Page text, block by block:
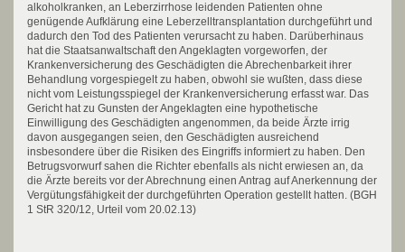
alkoholkranken, an Leberzirrhose leidenden Patienten ohne
genügende Aufklärung eine Leberzelltransplantation durchgeführt und
dadurch den Tod des Patienten verursacht zu haben. Darüberhinaus
hat die Staatsanwaltschaft den Angeklagten vorgeworfen, der
Krankenversicherung des Geschädigten die Abrechenbarkeit ihrer
Behandlung vorgespiegelt zu haben, obwohl sie wußten, dass diese
nicht vom Leistungsspiegel der Krankenversicherung erfasst war. Das
Gericht hat zu Gunsten der Angeklagten eine hypothetische
Einwilligung des Geschädigten angenommen, da beide Ärzte irrig
davon ausgegangen seien, den Geschädigten ausreichend
insbesondere über die Risiken des Eingriffs informiert zu haben. Den
Betrugsvorwurf sahen die Richter ebenfalls als nicht erwiesen an, da
die Ärzte bereits vor der Abrechnung einen Antrag auf Anerkennung der
Vergütungsfähigkeit der durchgeführten Operation gestellt hatten. (BGH
1 StR 320/12, Urteil vom 20.02.13)